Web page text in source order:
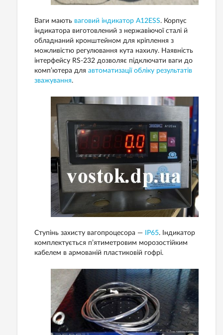
Ваги мають ваговий індикатор A12ESS. Корпус
індикатора виготовлений з нержавіючої сталі й
обладнаний кронштейном для кріплення з
можливістю регулювання кута нахилу. Наявність
інтерфейсу RS-232 дозволяє підключати ваги до
комп’ютера для автоматизації обліку результатів
зважування.
Ступінь захисту вагопроцесора — IP65. Індикатор
комплектується п’ятиметровим морозостійким
кабелем в армованій пластиковій гофрі.